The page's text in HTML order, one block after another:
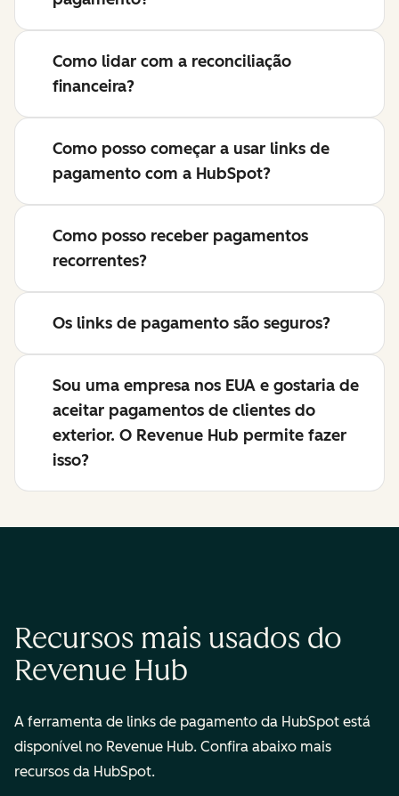
Como lidar com a reconciliação
financeira?
Como posso começar a usar links de
pagamento com a HubSpot?
Como posso receber pagamentos
recorrentes?
Os links de pagamento são seguros?
Sou uma empresa nos EUA e gostaria de
aceitar pagamentos de clientes do
exterior. O Revenue Hub permite fazer
isso?
Recursos mais usados do
Revenue Hub
A ferramenta de links de pagamento da HubSpot está
disponível no Revenue Hub. Confira abaixo mais
recursos da HubSpot.